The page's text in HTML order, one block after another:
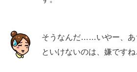
そうなんだ……いやー、あ
といけないのは、嫌です